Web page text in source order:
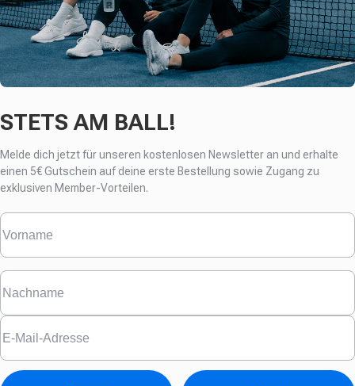
STETS AM BALL!
Melde dich jetzt für unseren kostenlosen Newsletter an und erhalte
einen 5€ Gutschein auf deine erste Bestellung sowie Zugang zu
exklusiven Member-Vorteilen.